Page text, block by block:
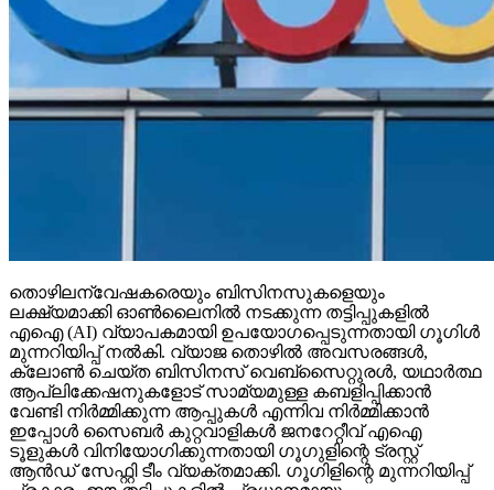
തൊഴിലന്വേഷകരെയും ബിസിനസുകളെയും
ലക്ഷ്യമാക്കി ഓണ്‍ലൈനില്‍ നടക്കുന്ന തട്ടിപ്പുകളില്‍
എഐ (AI) വ്യാപകമായി ഉപയോഗപ്പെടുന്നതായി ഗൂഗിള്‍
മുന്നറിയിപ്പ് നല്‍കി. വ്യാജ തൊഴില്‍ അവസരങ്ങള്‍,
ക്ലോണ്‍ ചെയ്ത ബിസിനസ് വെബ്‌സൈറ്റുരള്‍, യഥാര്‍ത്ഥ
ആപ്ലിക്കേഷനുകളോട് സാമ്യമുള്ള കബളിപ്പിക്കാന്‍
വേണ്ടി നിര്‍മ്മിക്കുന്ന ആപ്പുകള്‍ എന്നിവ നിര്‍മ്മിക്കാന്‍
ഇപ്പോള്‍ സൈബര്‍ കുറ്റവാളികള്‍ ജനറേറ്റീവ് എഐ
ടൂളുകള്‍ വിനിയോഗിക്കുന്നതായി ഗൂഗുളിന്റെ ട്രസ്റ്റ്
ആന്‍ഡ് സേഫ്റ്റി ടീം വ്യക്തമാക്കി. ഗൂഗിളിന്റെ മുന്നറിയിപ്പ്